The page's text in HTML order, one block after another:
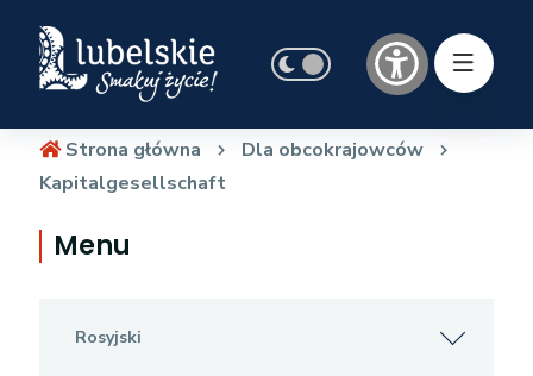
Strona główna
Dla obcokrajowców
Kapitalgesellschaft
Menu
Rosyjski